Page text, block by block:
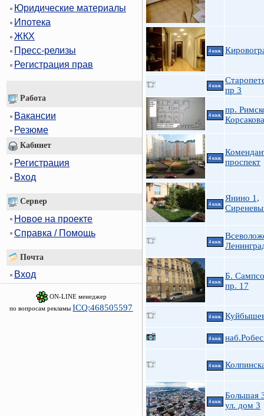
Юридические материалы
Ипотека
ЖКХ
Пресс-релизы
Регистрация прав
Работа
Вакансии
Резюме
Кабинет
Регистрация
Вход
Сервер
Новое на проекте
Справка / Помощь
Почта
Вход
ON-LINE менеджер
по вопросам рекламы ICQ:468505597
4 ккв.
4 ккв.
пр 3
4 ккв.
пр.
Корсакова
4 ккв.
проспект
4 ккв.
Янино 1,
4 ккв.
4 ккв.
Б.
пр. 17
4 ккв.
4 ккв.
4 ккв.
4 ккв.
Большая
ул. дом 3